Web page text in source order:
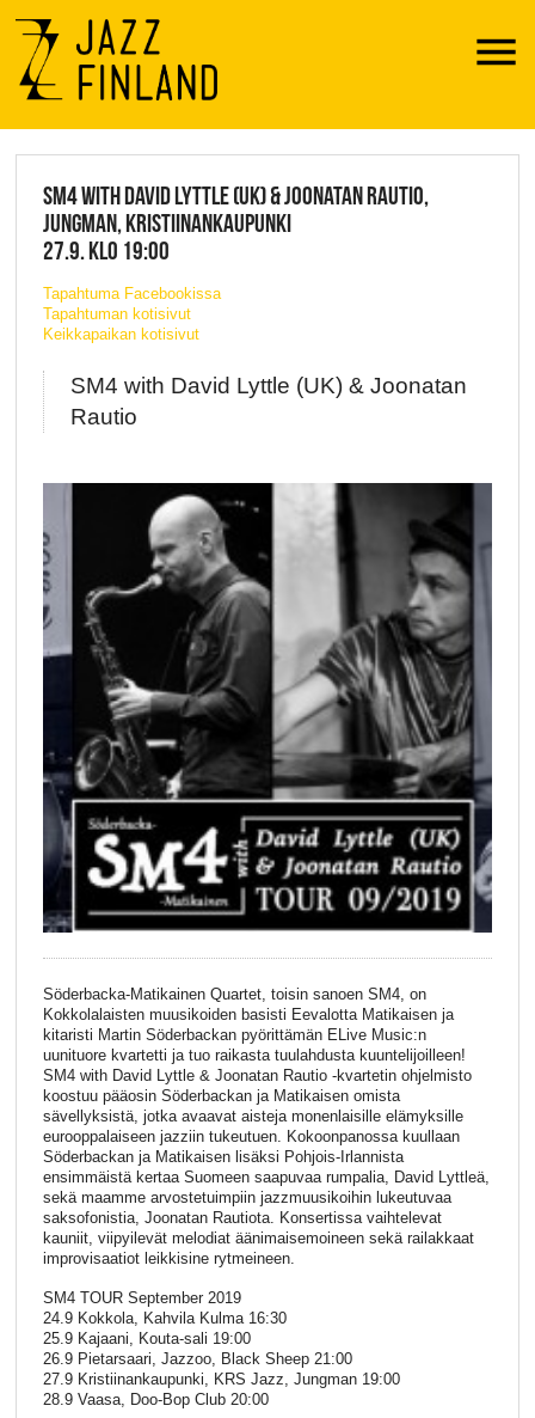
Menu
JAZZ FINLAND LIVE
SM4 WITH DAVID LYTTLE (UK) & JOONATAN RAUTIO,
JUNGMAN, KRISTIINANKAUPUNKI
27.9. KLO 19:00
Tapahtuma Facebookissa
Tapahtuman kotisivut
Keikkapaikan kotisivut
SM4 with David Lyttle (UK) & Joonatan
Rautio
Söderbacka-Matikainen Quartet, toisin sanoen SM4, on
Kokkolalaisten muusikoiden basisti Eevalotta Matikaisen ja
kitaristi Martin Söderbackan pyörittämän ELive Music:n
uunituore kvartetti ja tuo raikasta tuulahdusta kuuntelijoilleen!
SM4 with David Lyttle & Joonatan Rautio -kvartetin ohjelmisto
koostuu pääosin Söderbackan ja Matikaisen omista
sävellyksistä, jotka avaavat aisteja monenlaisille elämyksille
eurooppalaiseen jazziin tukeutuen. Kokoonpanossa kuullaan
Söderbackan ja Matikaisen lisäksi Pohjois-Irlannista
ensimmäistä kertaa Suomeen saapuvaa rumpalia, David Lyttleä,
sekä maamme arvostetuimpiin jazzmuusikoihin lukeutuvaa
saksofonistia, Joonatan Rautiota. Konsertissa vaihtelevat
kauniit, viipyilevät melodiat äänimaisemoineen sekä railakkaat
improvisaatiot leikkisine rytmeineen.
SM4 TOUR September 2019
24.9 Kokkola, Kahvila Kulma 16:30
25.9 Kajaani, Kouta-sali 19:00
26.9 Pietarsaari, Jazzoo, Black Sheep 21:00
27.9 Kristiinankaupunki, KRS Jazz, Jungman 19:00
28.9 Vaasa, Doo-Bop Club 20:00